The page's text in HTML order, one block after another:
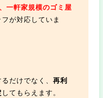
一軒家規模のゴミ屋
フが対応していま
だけでなく、再利
してもらえます。